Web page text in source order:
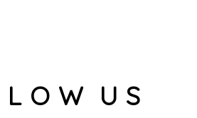
L O W U S